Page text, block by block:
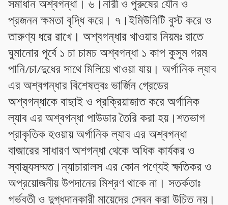
সমাধান অশ্বগন্ধা। ৬।নারী ও পুরুষের যৌন ও
প্রজনন ক্ষমতা বৃদ্ধি করে। ৭।ইমিউনিটি বুস্ট করে ও
তারুণ্য ধরে রাখে। অশ্বগন্ধার খাওয়ার নিয়মঃ রাতে
ঘুমানোর পূর্বে ১ চা চামচ অশ্বগন্ধা ১ কাপ কুসুম গরম
পানি/চা/দুধের সাথে মিলিয়ে খাওয়া যায়। অর্গানিক ল্যাব
এর অশ্বগন্ধার বিশেষত্বঃ ভার্জিন গ্রেডের
অশ্বগন্ধাকে বাছাই ও প্রক্রিয়াজাত করে অর্গানিক
ল্যাব এর অশ্বগন্ধা পাউডার তৈরি করা হয়।শতভাগ
প্রাকৃতিক হওয়ায় অর্গানিক ল্যাব এর অশ্বগন্ধা
বাজারের সাধারণ অশগন্ধা থেকে অধিক কার্যকর ও
স্বাস্থ্যসম্মত।ন্যাচারালস এর কোন পণ্যেই ক্ষতিকর ও
অপ্রয়োজনীয় উপদানের মিশ্রণ থাকে না। সতর্কতাঃ
গর্ভবতী ও দুগ্ধদানকারী মায়েদের সেবন করা উচিত নয়।